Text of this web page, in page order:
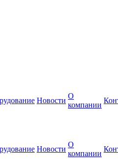
Новости
О
компании
Новости
О
компании